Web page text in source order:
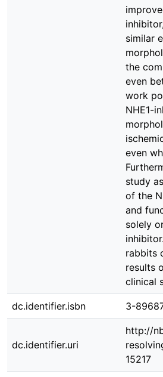
similar
the
even
work
NHE1-
even
study
of the
and
solely
rabbits
results
clinical
dc.identifier.isbn 3-
dc.identifier.uri
http://
15217